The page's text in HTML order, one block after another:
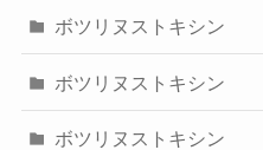
ボツリヌストキシン
ボツリヌストキシン
ボツリヌストキシン